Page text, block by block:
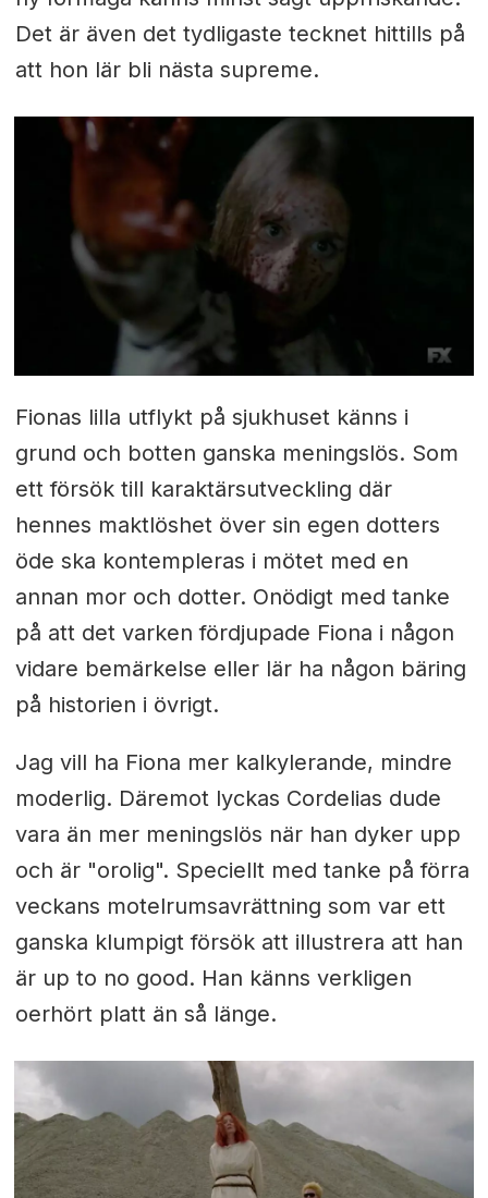
Det är även det tydligaste tecknet hittills på
att hon lär bli nästa supreme.
Fionas lilla utflykt på sjukhuset känns i
grund och botten ganska meningslös. Som
ett försök till karaktärsutveckling där
hennes maktlöshet över sin egen dotters
öde ska kontempleras i mötet med en
annan mor och dotter. Onödigt med tanke
på att det varken fördjupade Fiona i någon
vidare bemärkelse eller lär ha någon bäring
på historien i övrigt.
Jag vill ha Fiona mer kalkylerande, mindre
moderlig. Däremot lyckas Cordelias dude
vara än mer meningslös när han dyker upp
och är "orolig". Speciellt med tanke på förra
veckans motelrumsavrättning som var ett
ganska klumpigt försök att illustrera att han
är up to no good. Han känns verkligen
oerhört platt än så länge.